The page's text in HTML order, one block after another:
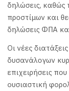
δηλώσεις, καθώς
προστίμων και
δηλώσεις ΦΠΑ
Οι νέες
δυσανάλογων
επιχειρήσεις
ουσιαστική